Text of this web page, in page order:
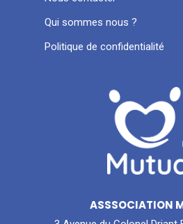
Qui sommes nous ?
Politique de confidentialité
ASSSOCIATION